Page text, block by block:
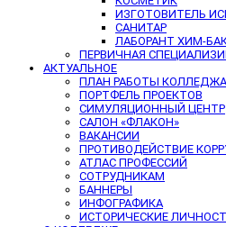
ИЗГОТОВИТЕЛЬ
САНИТАР
ЛАБОРАНТ ХИМ-
ПЕРВИЧНАЯ
АКТУАЛЬНОЕ
ПЛАН РАБОТЫ КОЛЛЕДЖА
ПОРТФЕЛЬ ПРОЕКТОВ
СИМУЛЯЦИОННЫЙ ЦЕНТР
САЛОН «ФЛАКОН»
ВАКАНСИИ
ПРОТИВОДЕЙСТВИЕ
АТЛАС ПРОФЕССИЙ
СОТРУДНИКАМ
БАННЕРЫ
ИНФОГРАФИКА
ИСТОРИЧЕСКИЕ